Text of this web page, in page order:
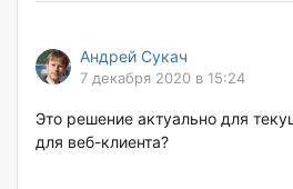
Андрей Сукач
7 декабря 2020 в 15:24
Это решение актуально для
для веб-клиента?